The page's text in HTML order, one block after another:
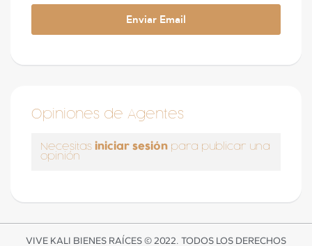
Opiniones de Agentes
Necesitas iniciar sesión para publicar una
opinión
VIVE KALI BIENES RAÍCES © 2022. TODOS LOS DERECHOS